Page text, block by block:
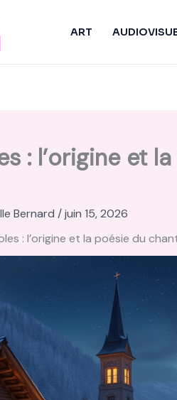
ART
: l’origine et
Bernard /juin 15, 2026
: l’origine et la poésie du